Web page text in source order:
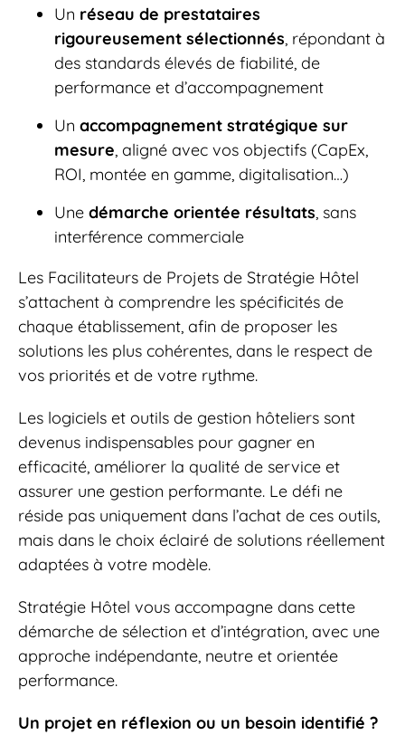
Un réseau de prestataires
rigoureusement sélectionnés, répondant à
des standards élevés de fiabilité, de
performance et d’accompagnement
Un accompagnement stratégique sur
mesure, aligné avec vos objectifs (CapEx,
ROI, montée en gamme, digitalisation…)
Une démarche orientée résultats, sans
interférence commerciale
Les Facilitateurs de Projets de Stratégie Hôtel
s’attachent à comprendre les spécificités de
chaque établissement, afin de proposer les
solutions les plus cohérentes, dans le respect de
vos priorités et de votre rythme.
Les logiciels et outils de gestion hôteliers sont
devenus indispensables pour gagner en
efficacité, améliorer la qualité de service et
assurer une gestion performante. Le défi ne
réside pas uniquement dans l’achat de ces outils,
mais dans le choix éclairé de solutions réellement
adaptées à votre modèle.
Stratégie Hôtel vous accompagne dans cette
démarche de sélection et d’intégration, avec une
approche indépendante, neutre et orientée
performance.
Un projet en réflexion ou un besoin identifié ?